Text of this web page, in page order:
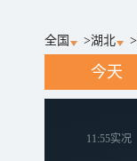
全国 >湖北 >
今天
11:55实况